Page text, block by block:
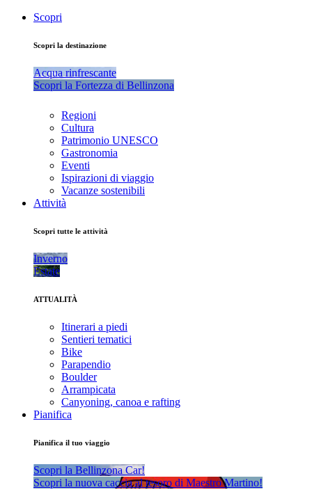
Scopri
Scopri la destinazione
Acqua rinfrescante
Scopri la Fortezza di Bellinzona
Regioni
Cultura
Patrimonio UNESCO
Gastronomia
Eventi
Ispirazioni di viaggio
Vacanze sostenibili
Attività
Scopri tutte le attività
Inverno
Estate
ATTUALITÀ
Itinerari a piedi
Sentieri tematici
Bike
Parapendio
Boulder
Arrampicata
Canyoning, canoa e rafting
Pianifica
Pianifica il tuo viaggio
Scopri la Bellinzona Car!
Scopri la nuova caccia al tesoro di Maestro Martino!